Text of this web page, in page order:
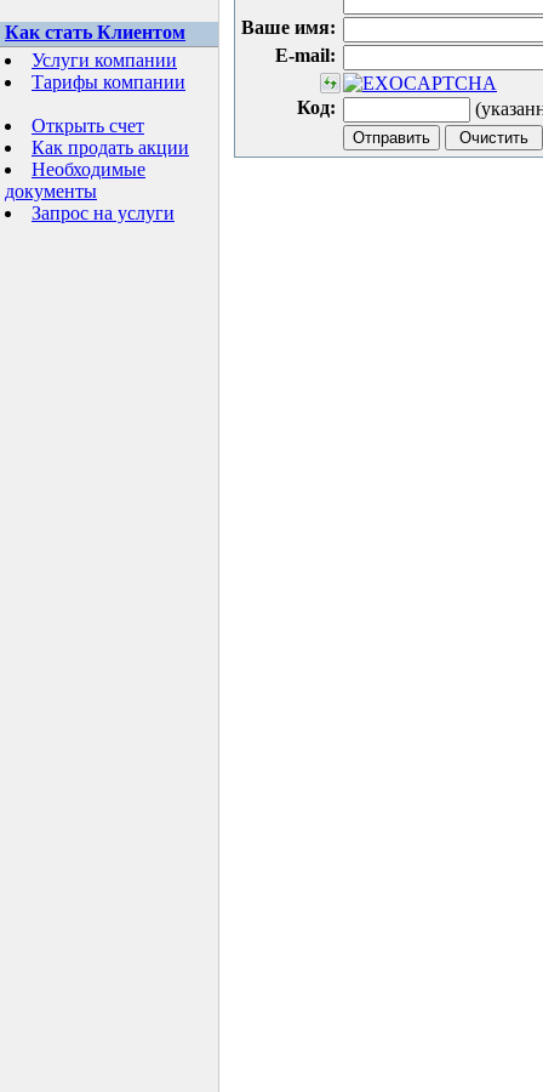
Как стать Клиентом
Услуги компании
Тарифы компании
Открыть счет
Как продать акции
Необходимые
документы
Запрос на услуги
Ваше имя:
E-mail:
Код: